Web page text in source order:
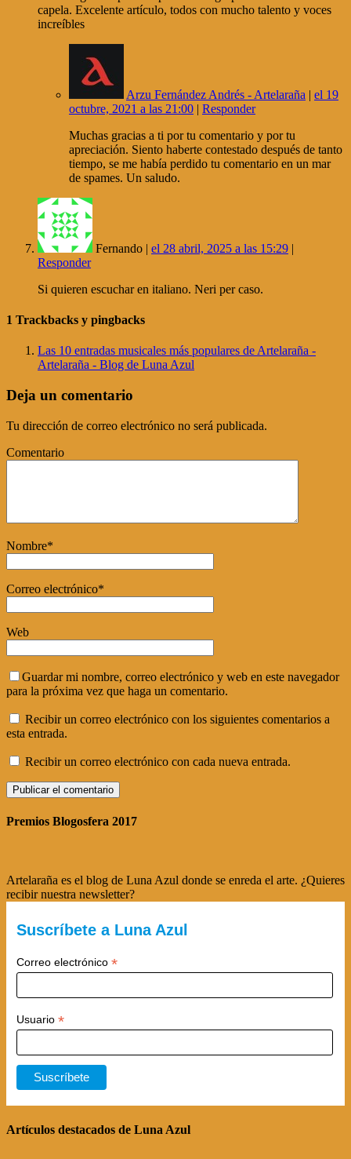
capela. Excelente artículo, todos con mucho talento y voces
increíbles
Arzu Fernández Andrés - Artelaraña | el 19
octubre, 2021 a las 21:00 | Responder
Muchas gracias a ti por tu comentario y por tu
apreciación. Siento haberte contestado después de tanto
tiempo, se me había perdido tu comentario en un mar
de spames. Un saludo.
Fernando | el 28 abril, 2025 a las 15:29 |
Responder
Si quieren escuchar en italiano. Neri per caso.
1 Trackbacks y pingbacks
Las 10 entradas musicales más populares de Artelaraña -
Artelaraña - Blog de Luna Azul
Deja un comentario
Tu dirección de correo electrónico no será publicada.
Comentario
Nombre*
Correo electrónico*
Web
Guardar mi nombre, correo electrónico y web en este navegador
para la próxima vez que haga un comentario.
Recibir un correo electrónico con los siguientes comentarios a
esta entrada.
Recibir un correo electrónico con cada nueva entrada.
Premios Blogosfera 2017
Artelaraña es el blog de Luna Azul donde se enreda el arte. ¿Quieres
recibir nuestra newsletter?
Suscríbete a Luna Azul
Correo electrónico *
Usuario *
Artículos destacados de Luna Azul